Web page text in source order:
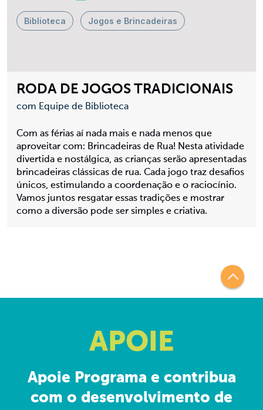
RODA DE JOGOS TRADICIONAIS
com Equipe de Biblioteca
Com as férias aí nada mais e nada menos que
aproveitar com: Brincadeiras de Rua! Nesta atividade
divertida e nostálgica, as crianças serão apresentadas
brincadeiras clássicas de rua. Cada jogo traz desafios
únicos, estimulando a coordenação e o raciocínio.
Vamos juntos resgatar essas tradições e mostrar
como a diversão pode ser simples e criativa.
Biblioteca Jogos e Brincadeiras
APOIE
Apoie Programa e contribua
com o desenvolvimento de